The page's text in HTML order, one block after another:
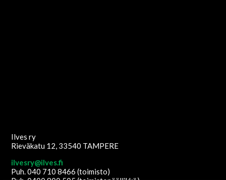
Ilves ry
Rieväkatu 12, 33540 TAMPERE
ilvesry@ilves.fi
Puh. 040 710 8466 (toimisto)